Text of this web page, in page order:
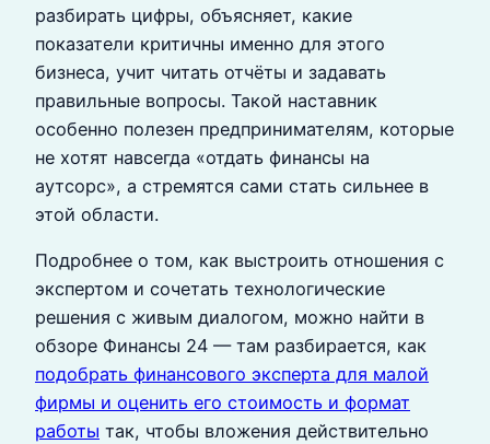
разбирать цифры, объясняет, какие
показатели критичны именно для этого
бизнеса, учит читать отчёты и задавать
правильные вопросы. Такой наставник
особенно полезен предпринимателям, которые
не хотят навсегда «отдать финансы на
аутсорс», а стремятся сами стать сильнее в
этой области.
Подробнее о том, как выстроить отношения с
экспертом и сочетать технологические
решения с живым диалогом, можно найти в
обзоре Финансы 24 — там разбирается, как
подобрать финансового эксперта для малой
фирмы и оценить его стоимость и формат
работы так, чтобы вложения действительно